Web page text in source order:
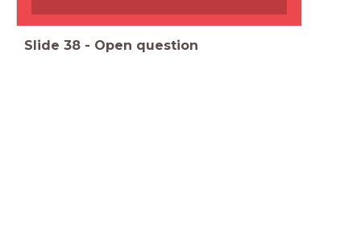
Slide 38 - Open question